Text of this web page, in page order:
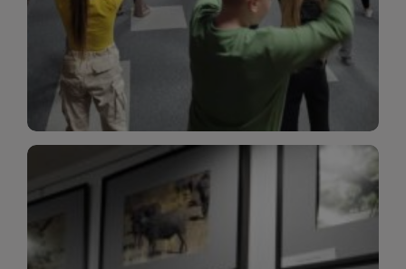
Dla Dzieci
To miejsce stworzone z myślą o najmłodszych
Wydarzenia
W tej zakładce publikujemy informacje o